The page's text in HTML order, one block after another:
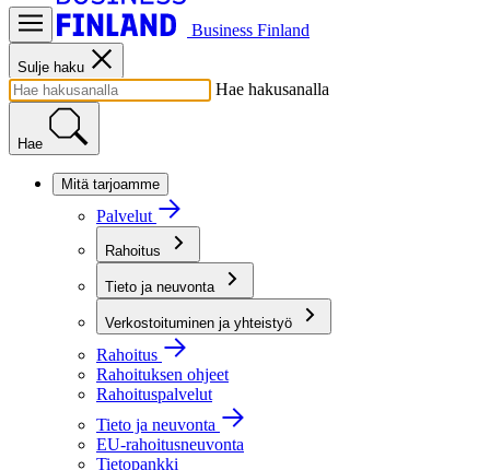
Business Finland
Sulje haku
Hae hakusanalla
Hae
Mitä tarjoamme
Palvelut
Rahoitus
Tieto ja neuvonta
Verkostoituminen ja yhteistyö
Rahoitus
Rahoituksen ohjeet
Rahoituspalvelut
Tieto ja neuvonta
EU-rahoitusneuvonta
Tietopankki